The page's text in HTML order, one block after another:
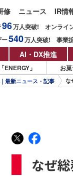
修 ニュース IR情
96万人突破! オンライ
540万人突破! 事業
AI・DX推進
ENERGY」 お
最新ニュース・記事 な
なぜ